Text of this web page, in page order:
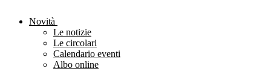
Novità
Le notizie
Le circolari
Calendario eventi
Albo online